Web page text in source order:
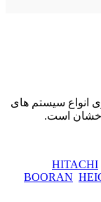
انواع سیستم های
است.
HITACHI
BOORAN